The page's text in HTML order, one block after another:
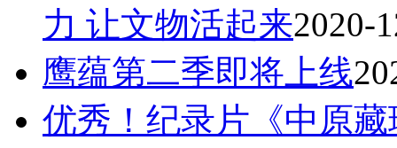
力 让文物活起来2020-
鹰蕴第二季即将上线
优秀！纪录片《中原